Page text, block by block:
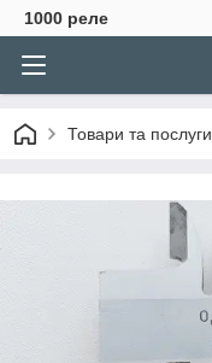
1000 реле
Товари та послуги